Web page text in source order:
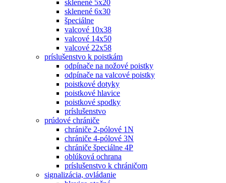
sklenené 5x20
sklenené 6x30
špeciálne
valcové 10x38
valcové 14x50
valcové 22x58
príslušenstvo k poistkám
odpínače na nožové poistky
odpínače na valcové poistky
poistkové dotyky
poistkové hlavice
poistkové spodky
príslušenstvo
prúdové chrániče
chrániče 2-pólové 1N
chrániče 4-pólové 3N
chrániče špeciálne 4P
oblúková ochrana
príslušenstvo k chráničom
signalizácia, ovládanie